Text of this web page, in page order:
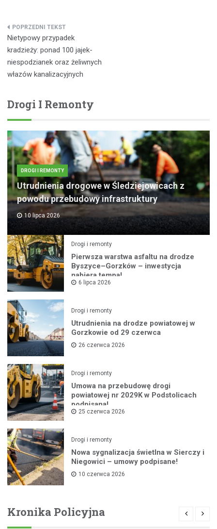
Nawigacja
wpisu
Nietypowy przypadek
kradzieży: ponad 100 jajek-
niespodzianek oraz żeliwnych
włazów kanalizacyjnych
Drogi I Remonty
DROGI I REMONTY
Utrudnienia drogowe w Śledziejowicach z
powodu przebudowy infrastruktury
10 lipca 2026
Drogi i remonty
Pierwsza warstwa asfaltu na drodze
Byszyce–Gorzków – inwestycja
nabiera tempa!
6 lipca 2026
Drogi i remonty
Utrudnienia na drodze powiatowej w
Gorzkowie od 29 czerwca
26 czerwca 2026
Drogi i remonty
Umowa na przebudowę drogi
powiatowej nr 2029K w Podstolicach
podpisana!
25 czerwca 2026
Drogi i remonty
Nowa sygnalizacja świetlna w Sierczy i
Niegowici – umowy podpisane!
10 czerwca 2026
Kronika Policyjna